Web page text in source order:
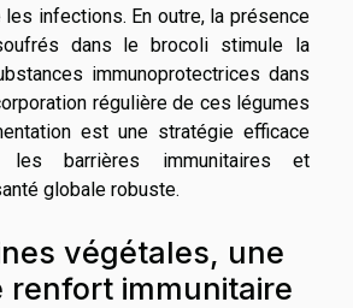
infections. En outre, la présence
dans le brocoli stimule la
immunoprotectrices dans
régulière de ces légumes
est une stratégie efficace
les barrières immunitaires et
globale robuste.
végétales, une
renfort immunitaire